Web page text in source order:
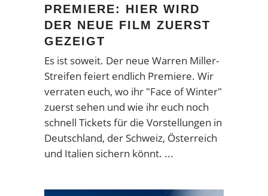
PREMIERE: HIER WIRD
DER NEUE FILM ZUERST
GEZEIGT
Es ist soweit. Der neue Warren Miller-
Streifen feiert endlich Premiere. Wir
verraten euch, wo ihr "Face of Winter"
zuerst sehen und wie ihr euch noch
schnell Tickets für die Vorstellungen in
Deutschland, der Schweiz, Österreich
und Italien sichern könnt.